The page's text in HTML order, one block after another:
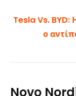
Tesla Vs. BYD:
ο
Novo